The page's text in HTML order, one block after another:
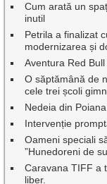
Cum arată un
inutil
Petrila a finalizat
modernizarea și
Aventura Red
O săptămână de
cele trei școli
Nedeia din
Intervenție
Oameni speciali
”Hunedoreni de
Caravana TIFF a
liber.